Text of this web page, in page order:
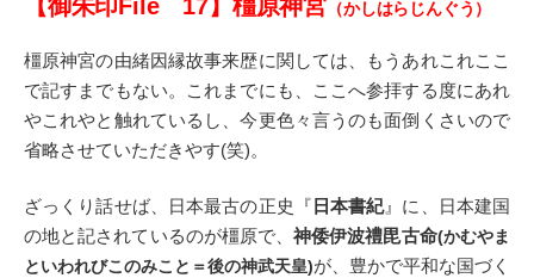
【御朱印File 17】橿原神宮 （かしはらじんぐう）
橿原神宮の由緒因縁故事来歴に関しては、もうあれこれここ
で記すまでもない。これまでにも、ここへ参拝する度にあれ
やこれやと触れているし、今更色々言うのも面倒くさいので
省略させていただきやす(笑)。
ざっくり話せば、日本最古の正史『 日本書紀』に、日本建国
の地と記されているのが橿原で、神倭伊波禮毘古命(かむやま
といわれびこのみこと＝後の神武天皇)が、豊かで平和な国づく